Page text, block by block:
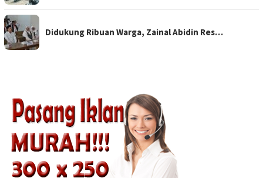
Didukung Ribuan Warga, Zainal Abidin Res…